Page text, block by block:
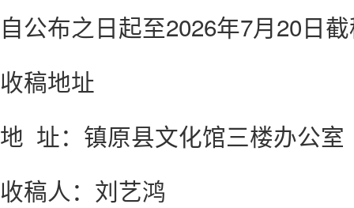
自公布之日起至2026年7月20日
收稿地址
地 址：镇原县文化馆三楼办公室
收稿人：刘艺鸿